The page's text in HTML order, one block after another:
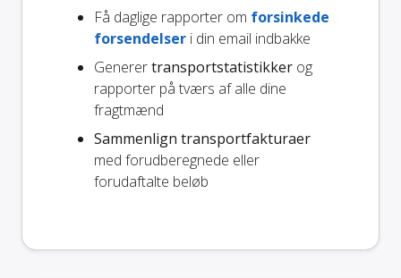
Få daglige rapporter om forsinkede
forsendelser i din email indbakke
Generertransportstatistikker og
rapporter på tværs af alle dine
fragtmænd
Sammenlign transportfakturaer
med forudberegnede eller
forudaftalte beløb